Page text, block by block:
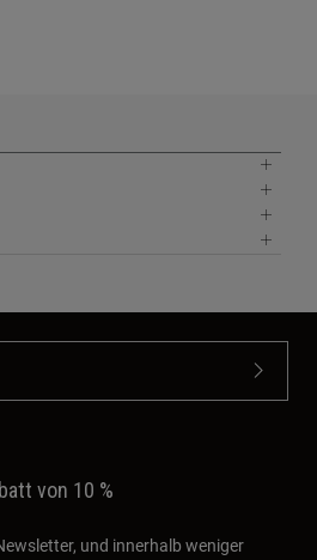
von 10 %
und innerhalb weniger